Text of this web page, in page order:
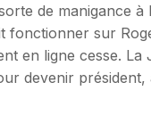
de manigance
fonctionner sur
en ligne cesse.
devenir